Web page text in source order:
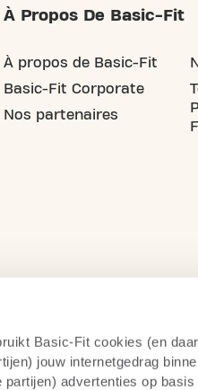
Basic-Fit cookies (en
jouw internetgedrag
advertenties op
À Propos De Basic-Fit
À propos de Basic-Fit
Basic-Fit Corporate
Nos partenaires